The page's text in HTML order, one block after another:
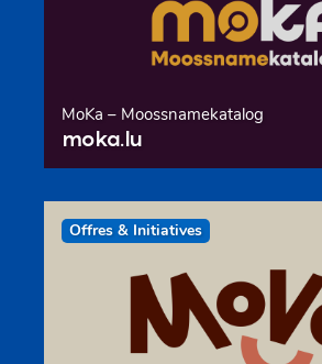
MoKa – Moossnamekatalog
moka.lu
Offres & Initiatives